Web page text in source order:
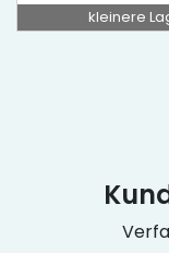
kleinere